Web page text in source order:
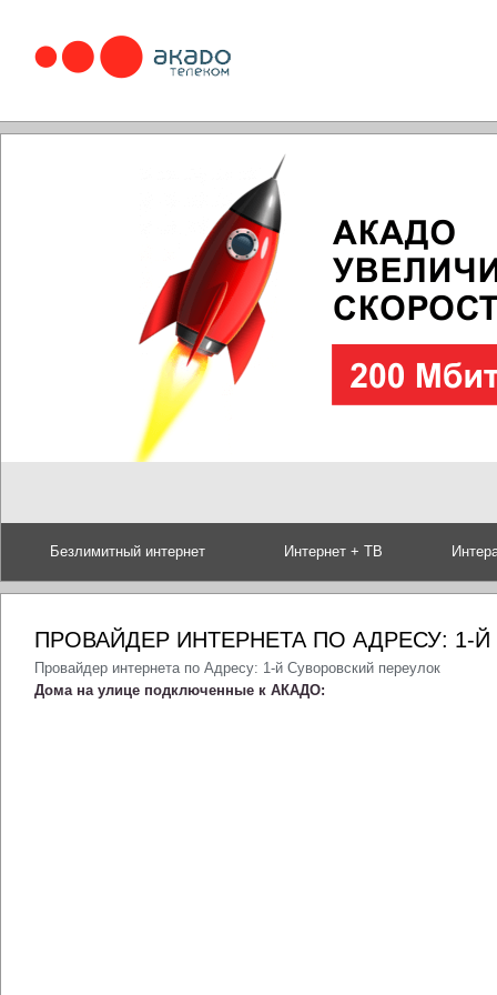
Безлимитный интернет Интернет + ТВ
ПРОВАЙДЕР ИНТЕРНЕТА ПО АДРЕСУ: 1-
Провайдер интернета по Адресу: 1-й Суворовский переулок
Дома на улице подключенные к АКАДО: